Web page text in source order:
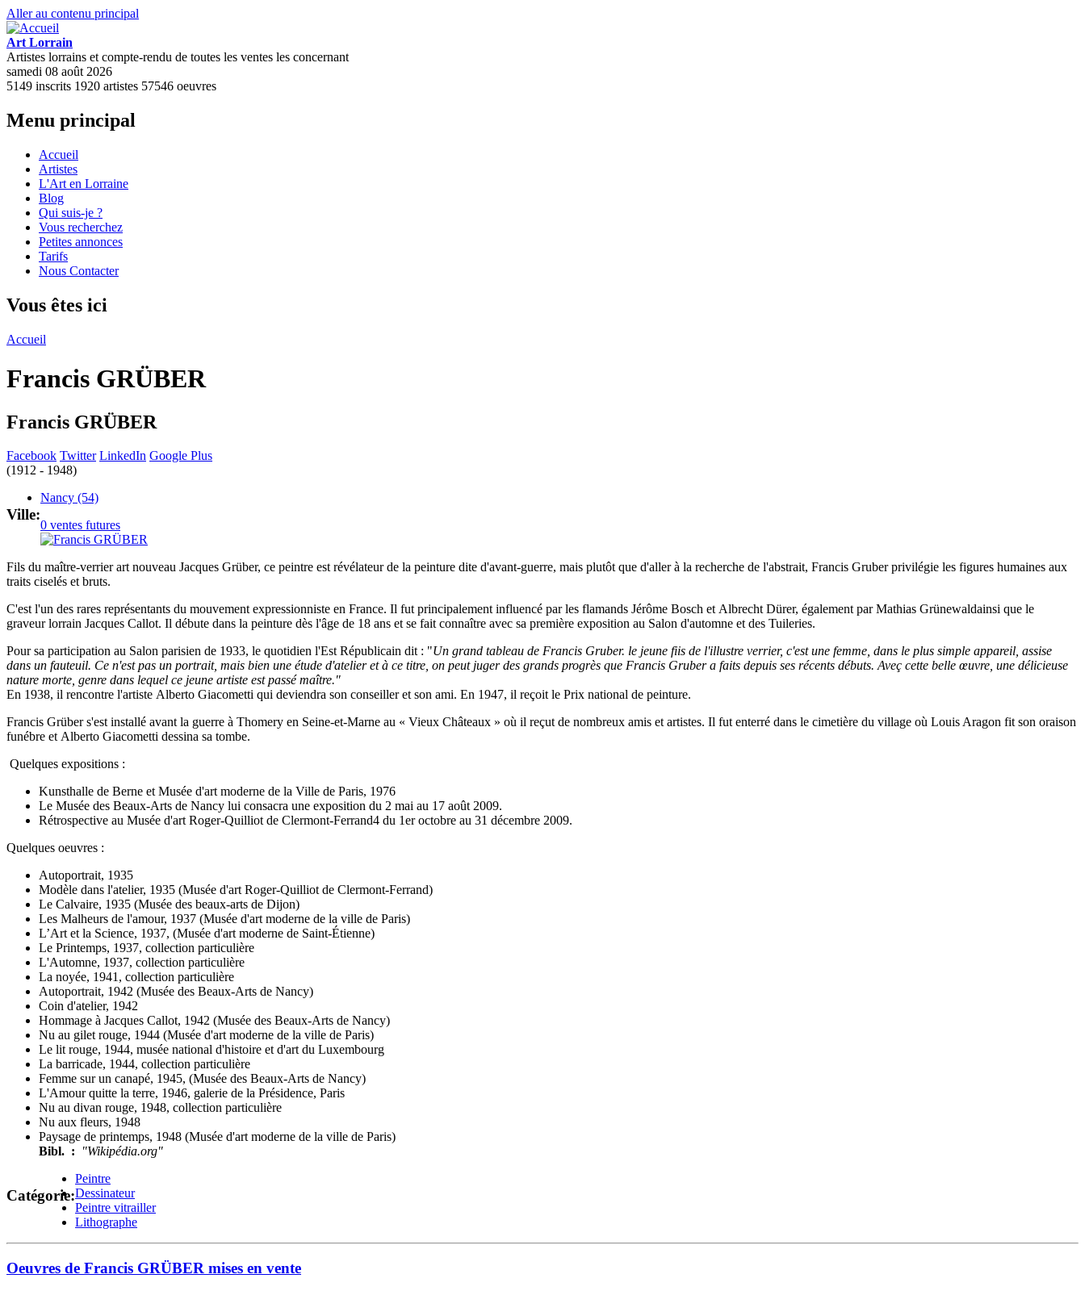
Aller au contenu principal
Art Lorrain
Artistes lorrains et compte-rendu de toutes les ventes les concernant
samedi 08 août 2026
5149 inscrits 1920 artistes 57546 oeuvres
Menu principal
Accueil
Artistes
L'Art en Lorraine
Blog
Qui suis-je ?
Vous recherchez
Petites annonces
Tarifs
Nous Contacter
Vous êtes ici
Accueil
Francis GRÜBER
Francis GRÜBER
Facebook Twitter LinkedIn Google Plus
(1912 - 1948)
Ville:
Nancy (54)
0 ventes futures
Fils du maître-verrier art nouveau Jacques Grüber, ce peintre est révélateur de la peinture dite d'avant-guerre, mais plutôt que d'aller à la recherche de l'abstrait, Francis Gruber privilégie les figures humaines aux
traits ciselés et bruts.
C'est l'un des rares représentants du mouvement expressionniste en France. Il fut principalement influencé par les flamands Jérôme Bosch et Albrecht Dürer, également par Mathias Grünewaldainsi que le
graveur lorrain Jacques Callot. Il débute dans la peinture dès l'âge de 18 ans et se fait connaître avec sa première exposition au Salon d'automne et des Tuileries.
Pour sa participation au Salon parisien de 1933, le quotidien l'Est Républicain dit : "Un grand tableau de Francis Gruber. le jeune fiis de l'illustre verrier, c'est une femme, dans le plus simple appareil, assise
dans un fauteuil. Ce n'est pas un portrait, mais bien une étude d'atelier et à ce titre, on peut juger des grands progrès que Francis Gruber a faits depuis ses récents débuts. Aveç cette belle œuvre, une délicieuse
nature morte, genre dans lequel ce jeune artiste est passé maître."
En 1938, il rencontre l'artiste Alberto Giacometti qui deviendra son conseiller et son ami. En 1947, il reçoit le Prix national de peinture.
Francis Grüber s'est installé avant la guerre à Thomery en Seine-et-Marne au « Vieux Châteaux » où il reçut de nombreux amis et artistes. Il fut enterré dans le cimetière du village où Louis Aragon fit son oraison
funébre et Alberto Giacometti dessina sa tombe.
Quelques expositions :
Kunsthalle de Berne et Musée d'art moderne de la Ville de Paris, 1976
Le Musée des Beaux-Arts de Nancy lui consacra une exposition du 2 mai au 17 août 2009.
Rétrospective au Musée d'art Roger-Quilliot de Clermont-Ferrand4 du 1er octobre au 31 décembre 2009.
Quelques oeuvres :
Autoportrait, 1935
Modèle dans l'atelier, 1935 (Musée d'art Roger-Quilliot de Clermont-Ferrand)
Le Calvaire, 1935 (Musée des beaux-arts de Dijon)
Les Malheurs de l'amour, 1937 (Musée d'art moderne de la ville de Paris)
L’Art et la Science, 1937, (Musée d'art moderne de Saint-Étienne)
Le Printemps, 1937, collection particulière
L'Automne, 1937, collection particulière
La noyée, 1941, collection particulière
Autoportrait, 1942 (Musée des Beaux-Arts de Nancy)
Coin d'atelier, 1942
Hommage à Jacques Callot, 1942 (Musée des Beaux-Arts de Nancy)
Nu au gilet rouge, 1944 (Musée d'art moderne de la ville de Paris)
Le lit rouge, 1944, musée national d'histoire et d'art du Luxembourg
La barricade, 1944, collection particulière
Femme sur un canapé, 1945, (Musée des Beaux-Arts de Nancy)
L'Amour quitte la terre, 1946, galerie de la Présidence, Paris
Nu au divan rouge, 1948, collection particulière
Nu aux fleurs, 1948
Paysage de printemps, 1948 (Musée d'art moderne de la ville de Paris)
Bibl. :
"Wikipédia.org"
Catégorie:
Peintre
Dessinateur
Peintre vitrailler
Lithographe
Oeuvres de Francis GRÜBER mises en vente